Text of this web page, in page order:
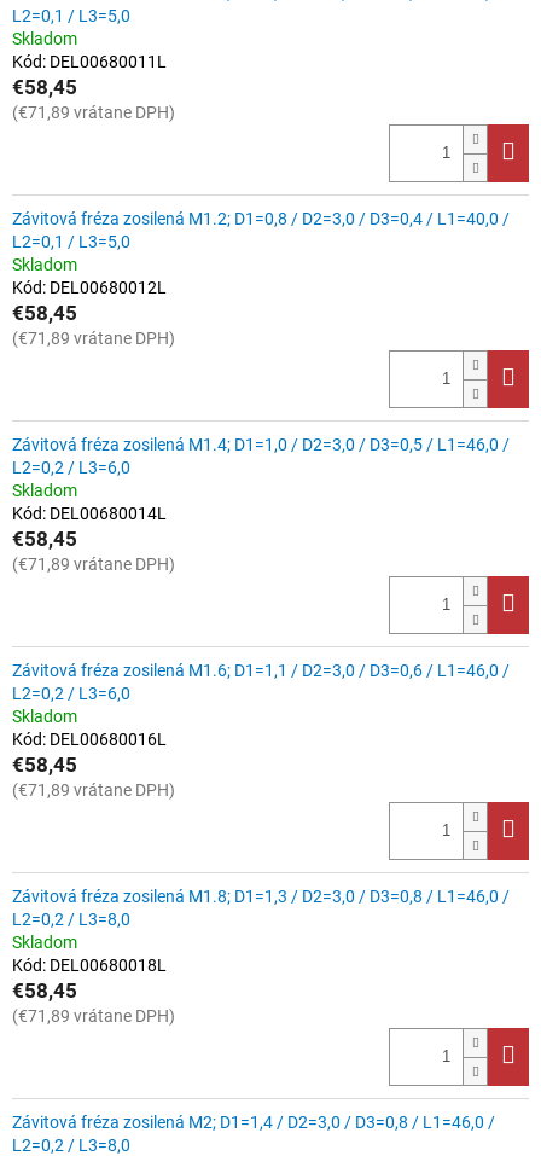
k
t
o
v
L2=0,1 / L3=5,0
Skladom
Kód: DEL00680011L
€58,45
(€71,89 vrátane DPH)
Závitová fréza zosilená M1.2; D1=0,8 / D2=3,0 / D3=0,4 / L1=40,0 /
L2=0,1 / L3=5,0
Skladom
Kód: DEL00680012L
€58,45
(€71,89 vrátane DPH)
Závitová fréza zosilená M1.4; D1=1,0 / D2=3,0 / D3=0,5 / L1=46,0 /
L2=0,2 / L3=6,0
Skladom
Kód: DEL00680014L
€58,45
(€71,89 vrátane DPH)
Závitová fréza zosilená M1.6; D1=1,1 / D2=3,0 / D3=0,6 / L1=46,0 /
L2=0,2 / L3=6,0
Skladom
Kód: DEL00680016L
€58,45
(€71,89 vrátane DPH)
Závitová fréza zosilená M1.8; D1=1,3 / D2=3,0 / D3=0,8 / L1=46,0 /
L2=0,2 / L3=8,0
Skladom
Kód: DEL00680018L
€58,45
(€71,89 vrátane DPH)
Závitová fréza zosilená M2; D1=1,4 / D2=3,0 / D3=0,8 / L1=46,0 /
L2=0,2 / L3=8,0